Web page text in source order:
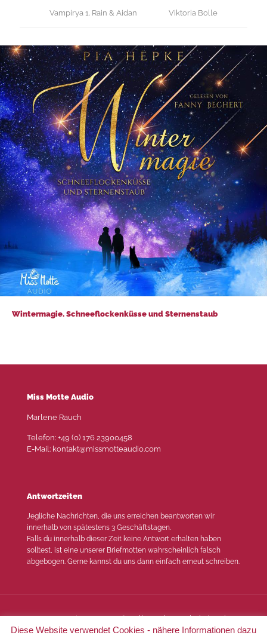
Vampirya 1. Rain & Aidan Viktoria Bolle
Wintermagie. Schneeflockenküsse und Sternenstaub
Wintermagie. Schneeflockenküsse und Sternenstaub
Miss Motte Audio
Marlene Rauch
Telefon: +49 (0) 176 23900458
E-Mail: kontakt@missmotteaudio.com
Antwortzeiten
Jegliche Nachrichten, die uns erreichen beantworten wir
innerhalb von spätestens 3 Geschäftstagen.
Falls du innerhalb dieser Zeit keine Antwort erhalten haben
solltest, ist eine unserer Briefmotten wahrscheinlich falsch
abgebogen. Gerne kannst du uns dann einfach erneut schreiben.
© 2022 Miss Motte Audio. Alle Rechte vorbehalten |
Impressum|Datenschutz
Diese Website verwendet Cookies - nähere Informationen dazu